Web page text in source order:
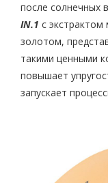
после солнечных
IN.1 с
золотом,
такими ценными
повышает
запускает